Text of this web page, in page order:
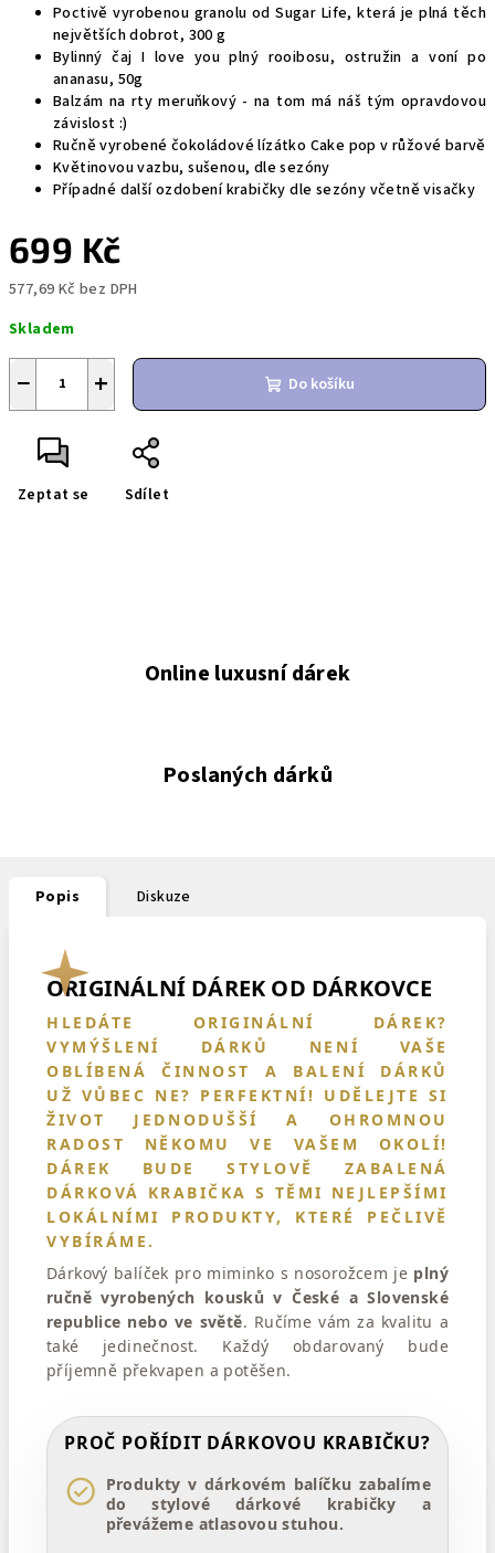
Poctivě vyrobenou granolu od Sugar Life, která je plná těch
největších dobrot, 300 g
Bylinný čaj I love you plný rooibosu, ostružin a voní po
ananasu, 50g
Balzám na rty meruňkový - na tom má náš tým opravdovou
závislost :)
Ručně vyrobené čokoládové lízátko Cake pop v růžové barvě
Květinovou vazbu, sušenou, dle sezóny
Případné další ozdobení krabičky dle sezóny včetně visačky
699 Kč
577,69 Kč bez DPH
cena:
Skladem
+
− Do košíku
Zeptat se Sdílet
Online luxusní dárek
Poslaných dárků
Popis Diskuze
ORIGINÁLNÍ DÁREK OD DÁRKOVCE
HLEDÁTE ORIGINÁLNÍ DÁREK?
VYMÝŠLENÍ DÁRKŮ NENÍ VAŠE
OBLÍBENÁ ČINNOST A BALENÍ DÁRKŮ
UŽ VŮBEC NE? PERFEKTNÍ! UDĚLEJTE SI
ŽIVOT JEDNODUŠŠÍ
A OHROMNOU
RADOST NĚKOMU VE VAŠEM OKOLÍ!
DÁREK BUDE STYLOVĚ ZABALENÁ
DÁRKOVÁ KRABIČKA S TĚMI NEJLEPŠÍMI
LOKÁLNÍMI PRODUKTY, KTERÉ PEČLIVĚ
VYBÍRÁME.
Dárkový balíček pro miminko s nosorožcem je plný
ručně vyrobených kousků v České a Slovenské
republice nebo ve světě. Ručíme vám za kvalitu a
také jedinečnost. Každý obdarovaný bude
příjemně překvapen a potěšen.
PROČ POŘÍDIT DÁRKOVOU KRABIČKU?
Produkty v dárkovém balíčku zabalíme
do stylové dárkové krabičky a
převážeme atlasovou stuhou.